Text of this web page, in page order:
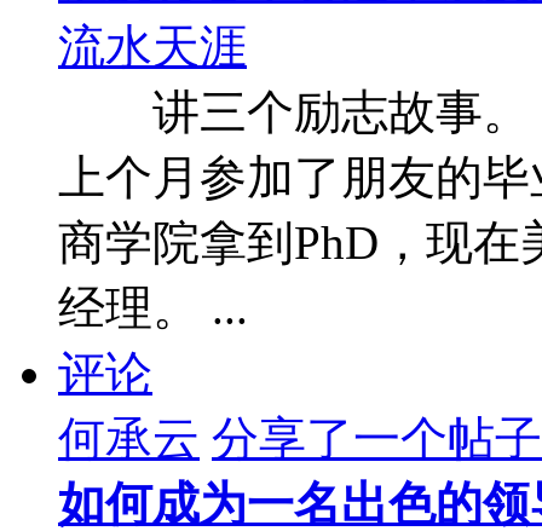
流水天涯
讲三个励志
上个月参加了朋友的
商学院拿到PhD，现
经理。 ...
评论
何承云 分享了一个帖子
如何成为一名出色的